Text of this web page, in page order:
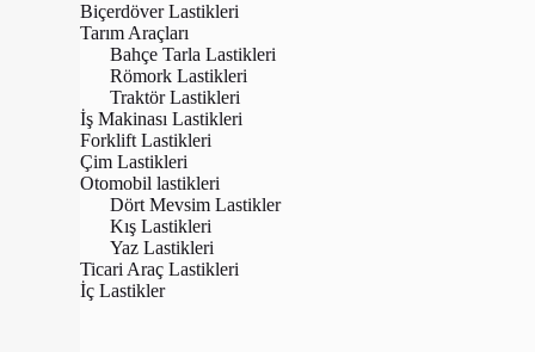
Biçerdöver Lastikleri
Tarım Araçları
Bahçe Tarla Lastikleri
Römork Lastikleri
Traktör Lastikleri
İş Makinası Lastikleri
Forklift Lastikleri
Çim Lastikleri
Otomobil lastikleri
Dört Mevsim Lastikler
Kış Lastikleri
Yaz Lastikleri
Ticari Araç Lastikleri
İç Lastikler